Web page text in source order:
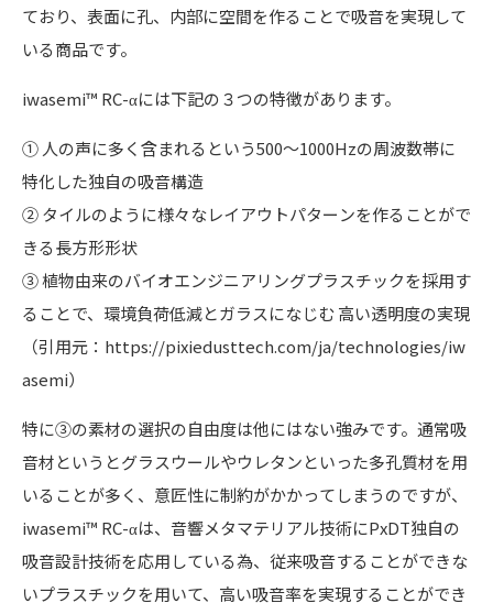
ており、表面に孔、内部に空間を作ることで吸音を実現して
いる商品です。
iwasemi™ RC-αには下記の３つの特徴があります。
① 人の声に多く含まれるという500～1000Hzの周波数帯に
特化した独自の吸音構造
② タイルのように様々なレイアウトパターンを作ることがで
きる長方形形状
③ 植物由来のバイオエンジニアリングプラスチックを採用す
ることで、環境負荷低減とガラスになじむ 高い透明度の実現
（引用元：https://pixiedusttech.com/ja/technologies/iw
asemi）
特に➂の素材の選択の自由度は他にはない強みです。通常吸
音材というとグラスウールやウレタンといった多孔質材を用
いることが多く、意匠性に制約がかかってしまうのですが、
iwasemi™ RC-αは、音響メタマテリアル技術にPxDT独自の
吸音設計技術を応用している為、従来吸音することができな
いプラスチックを用いて、高い吸音率を実現することができ